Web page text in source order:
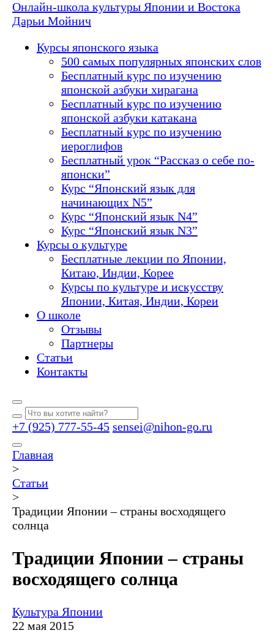
Онлайн-школа культуры Японии и Востока
Дарьи Мойнич
Курсы японского языка
500 самых популярных японских слов
Бесплатный курс по изучению
японской азбуки хирагана
Бесплатный курс по изучению
японской азбуки катакана
Бесплатный курс по изучению
иероглифов
Бесплатный урок “Рассказ о себе по-
японски”
Курс “Японский язык для
начинающих N5”
Курс “Японский язык N4”
Курс “Японский язык N3”
Курсы о культуре
Бесплатные лекции по Японии,
Китаю, Индии, Корее
Курсы по культуре и искусству
Японии, Китая, Индии, Кореи
О школе
Отзывы
Партнеры
Статьи
Контакты
+7 (925) 777-55-45 sensei@nihon-go.ru
Главная
>
Статьи
>
Традиции Японии – страны восходящего
солнца
Традиции Японии – страны
восходящего солнца
Культура Японии
22 мая 2015